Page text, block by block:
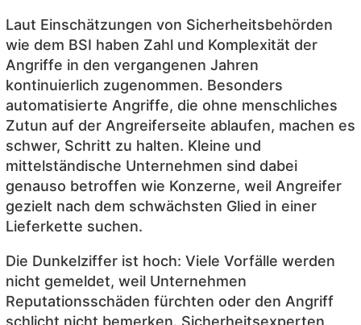
Laut Einschätzungen von Sicherheitsbehörden
wie dem BSI haben Zahl und Komplexität der
Angriffe in den vergangenen Jahren
kontinuierlich zugenommen. Besonders
automatisierte Angriffe, die ohne menschliches
Zutun auf der Angreiferseite ablaufen, machen es
schwer, Schritt zu halten. Kleine und
mittelständische Unternehmen sind dabei
genauso betroffen wie Konzerne, weil Angreifer
gezielt nach dem schwächsten Glied in einer
Lieferkette suchen.
Die Dunkelziffer ist hoch: Viele Vorfälle werden
nicht gemeldet, weil Unternehmen
Reputationsschäden fürchten oder den Angriff
schlicht nicht bemerken. Sicherheitsexperten